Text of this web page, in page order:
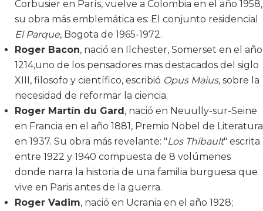
Corbusier en París, vuelve a Colombia en el año 1958,
su obra más emblemática es: El conjunto residencial
El Parque, Bogota de 1965-1972.
Roger Bacon, nació en Ilchester, Somerset en el año
1214,uno de los pensadores mas destacados del siglo
XIII, filosofo y científico, escribió Opus Maius, sobre la
necesidad de reformar la ciencia.
Roger Martín du Gard, nació en Neuully-sur-Seine
en Francia en el año 1881, Premio Nobel de Literatura
en 1937. Su obra más revelante: "Los Thibault" escrita
entre 1922 y 1940 compuesta de 8 volúmenes
donde narra la historia de una familia burguesa que
vive en Paris antes de la guerra.
Roger Vadim, nació en Ucrania en el año 1928;